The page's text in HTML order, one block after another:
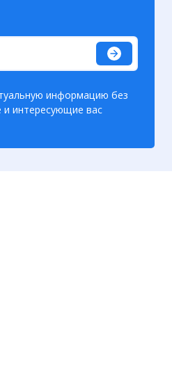
информацию без
интересующие вас